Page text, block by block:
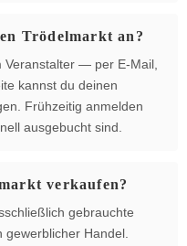
Trödelmarkt an?
Veranstalter — per E-Mail,
kannst du deinen
Frühzeitig anmelden
ausgebucht sind.
verkaufen?
gebrauchte
Handel.